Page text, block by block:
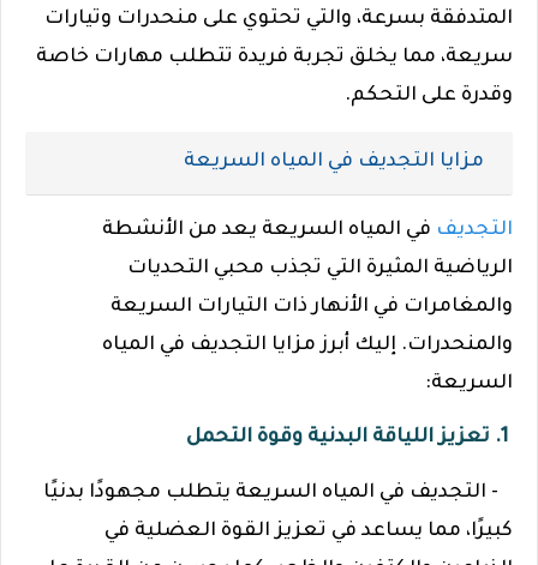
المتدفقة بسرعة، والتي تحتوي على منحدرات وتيارات
سريعة، مما يخلق تجربة فريدة تتطلب مهارات خاصة
وقدرة على التحكم.
مزايا التجديف في المياه السريعة
التجديف في المياه السريعة يعد من الأنشطة
الرياضية المثيرة التي تجذب محبي التحديات
والمغامرات في الأنهار ذات التيارات السريعة
والمنحدرات. إليك أبرز مزايا التجديف في المياه
السريعة:
- التجديف في المياه السريعة يتطلب مجهودًا بدنيًا
كبيرًا، مما يساعد في تعزيز القوة العضلية في